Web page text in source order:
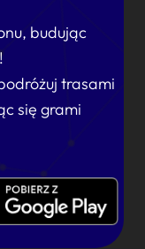
budując
trasami
się grami